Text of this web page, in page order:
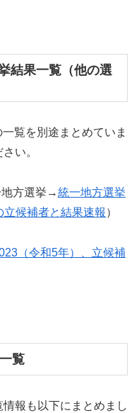
結果一覧（他の選
覧を別途まとめていま
い。
地方選挙→統一地方選挙
候補者と結果速報 ）
（令和5年）、立候補
覧
報も以下にまとめまし